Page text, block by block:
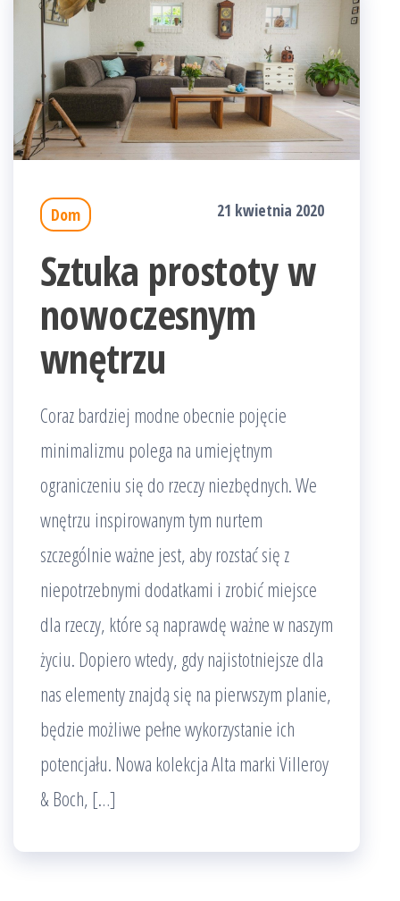
Dom 21 kwietnia 2020
Sztuka prostoty w
nowoczesnym
wnętrzu
Coraz bardziej modne obecnie pojęcie
minimalizmu polega na umiejętnym
ograniczeniu się do rzeczy niezbędnych. We
wnętrzu inspirowanym tym nurtem
szczególnie ważne jest, aby rozstać się z
niepotrzebnymi dodatkami i zrobić miejsce
dla rzeczy, które są naprawdę ważne w naszym
życiu. Dopiero wtedy, gdy najistotniejsze dla
nas elementy znajdą się na pierwszym planie,
będzie możliwe pełne wykorzystanie ich
potencjału. Nowa kolekcja Alta marki Villeroy
& Boch, […]